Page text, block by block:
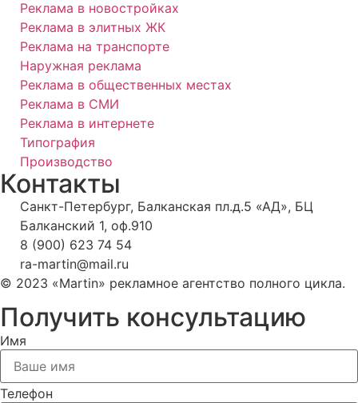
Реклама в новостройках
Реклама в элитных ЖК
Реклама на транспорте
Наружная реклама
Реклама в общественных местах
Реклама в СМИ
Реклама в интернете
Типография
Производство
Контакты
Санкт-Петербург, Балканская пл.д.5 «АД», БЦ
Балканский 1, оф.910
8 (900) 623 74 54
ra-martin@mail.ru
© 2023 «Martin» рекламное агентство полного цикла.
Получить консультацию
Имя
Телефон